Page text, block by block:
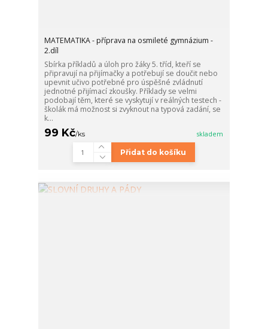
MATEMATIKA - příprava na osmileté gymnázium -
2.díl
Sbírka příkladů a úloh pro žáky 5. tříd, kteří se
připravují na přijímačky a potřebují se doučit nebo
upevnit učivo potřebné pro úspěšné zvládnutí
jednotné přijímací zkoušky. Příklady se velmi
podobají těm, které se vyskytují v reálných testech -
školák má možnost si zvyknout na typová zadání, se
k...
99 Kč/ks skladem
Přidat do košíku